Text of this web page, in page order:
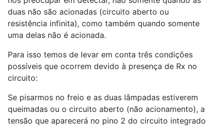
duas não são acionadas (circuito aberto ou
resistência infinita), como também quando somente
uma delas não é acionada.
Para isso temos de levar em conta três condições
possíveis que ocorrem devido à presença de Rx no
circuito:
Se pisarmos no freio e as duas lâmpadas estiverem
queimadas ou o circuito aberto (não acionamento), a
tensão que aparecerá no pino 2 do circuito integrado